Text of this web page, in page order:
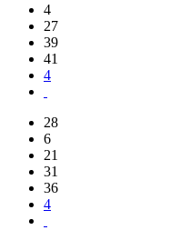
4
27
39
41
4
28
6
21
31
36
4